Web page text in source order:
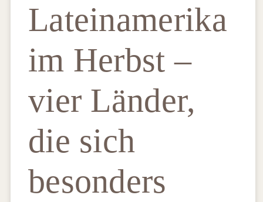
Lateinamerika
im Herbst –
vier Länder,
die sich
besonders